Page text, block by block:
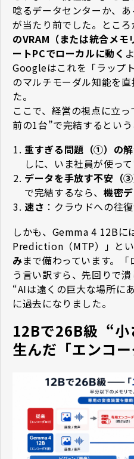
唸るデータセンターか、
が当たり前でした。とこ
のVRAM（または統合メモ
ートPCでローカルに動く
Googleはこれを「ラップ
のマルチモーダル知能を
た。
ここで、経営の視点に立
前の1台”で完結するという
重すぎる問題（①）の
しに、いま社員が使っ
データを手放す不安（
で完結するなら、機密
速さ ：クラウドへの往
しかも、Gemma 4 12B
Prediction（MTP）」と
みまで備わっています。
う言い訳すら、先回りで潰
“AIは遠くの巨大な場所に
に過去になりました。
12Bで26B級 ―― “
生んだ「エンコ